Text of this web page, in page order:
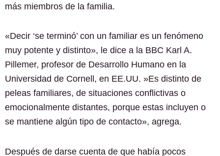
más miembros de la familia.
«Decir ‘se terminó’ con un familiar es un fenómeno
muy potente y distinto», le dice a la BBC Karl A.
Pillemer, profesor de Desarrollo Humano en la
Universidad de Cornell, en EE.UU. »Es distinto de
peleas familiares, de situaciones conflictivas o
emocionalmente distantes, porque estas incluyen o
se mantiene algún tipo de contacto», agrega.
Después de darse cuenta de que había pocos